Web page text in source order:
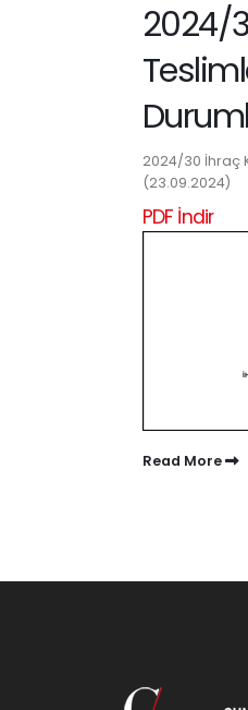
2024/
2024/30 İhraç
(23.09.2024)
PDF İndir
Read More